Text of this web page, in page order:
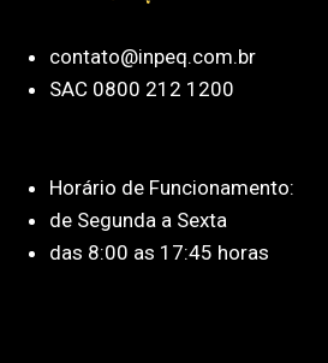
contato@inpeq.com.br
SAC 0800 212 1200
Horário de Funcionamento:
de Segunda a Sexta
das 8:00 as 17:45 horas